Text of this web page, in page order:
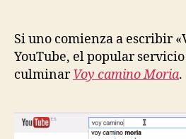
Si uno comienza a escribir
YouTube, el popular
culminarVoy camino Moria.